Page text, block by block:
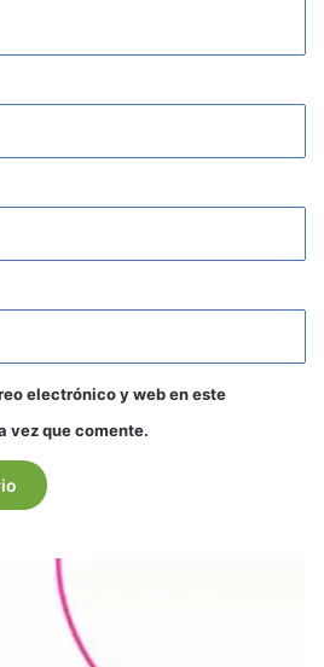
electrónico y web en este
vez que comente.